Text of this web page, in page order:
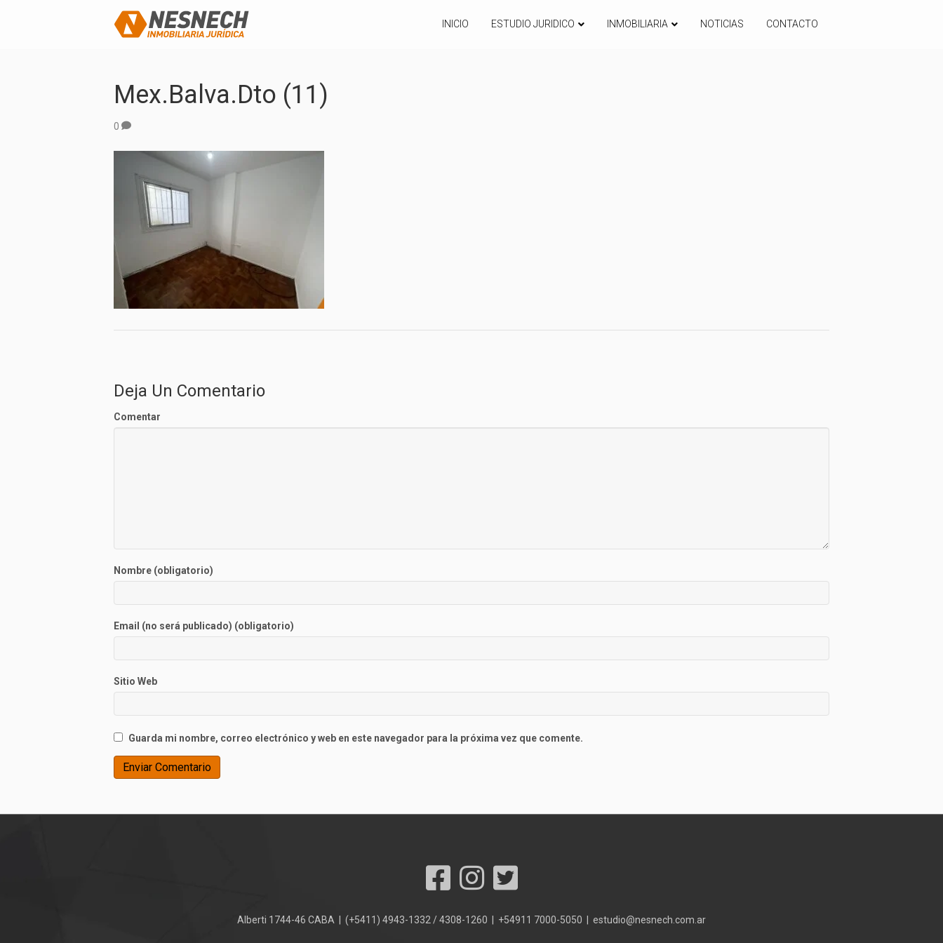
INICIO ESTUDIO JURIDICO INMOBILIARIA NOTICIAS CONTACTO
Mex.balva.dto (11)
0
Deja Un Comentario
Comentar
Nombre (obligatorio)
Email (no será publicado) (obligatorio)
Sitio Web
Guarda mi nombre, correo electrónico y web en este navegador para la próxima vez que comente.
Alberti 1744-46 CABA | (+5411) 4943-1332 / 4308-1260 | +54911 7000-5050 | estudio@nesnech.com.ar